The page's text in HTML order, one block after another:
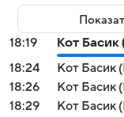
18:19
Кот
18:24
Кот Басик
18:26
Кот Басик
18:29
Кот Басик